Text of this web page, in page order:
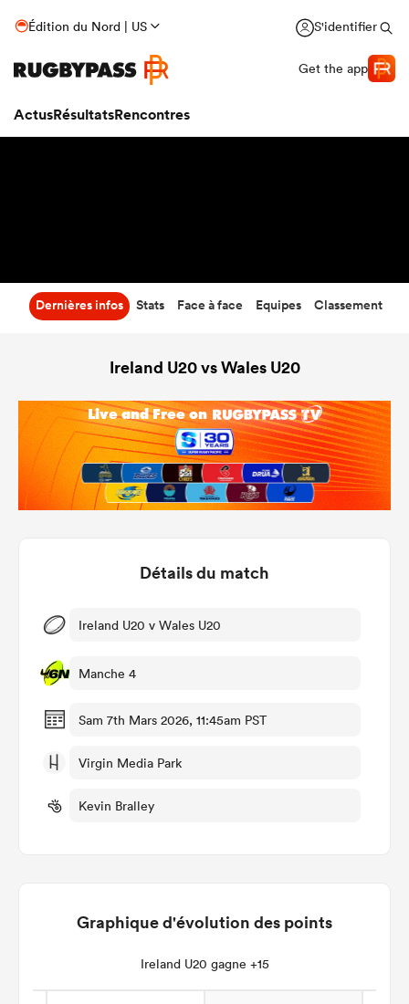
Édition du Nord | US S'identifier
Get the app
ActusRésultatsRencontres
Dernières infos Stats Face à face Equipes Classement
Ireland U20 vs Wales U20
Détails du match
Ireland U20 v Wales U20
Manche 4
Sam 7th Mars 2026, 11:45am PST
Virgin Media Park
Kevin Bralley
Graphique d'évolution des points
Ireland U20 gagne +15